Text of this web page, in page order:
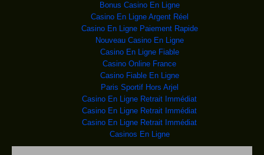
RDC : La situation c
Au moment où des
originaires d’une nouvelles
Israël: enquête judi
Les dépenses du
Premier ministre israéli
Matches truqués : 11
Marek Dupnitsa contre
Maroc: quatre arrest
Quatre personnes ont
été arrêtées mardi
ANKARA/SURUC (Turquie) - La
Afrique du Sud : Des
L'archevêque sud-
Bonus Casino En Ligne
Casino En Ligne Argent Réel
Casino En Ligne Paiement Rapide
Nouveau Casino En Ligne
Casino En Ligne Fiable
Casino Online France
Casino Fiable En Ligne
Paris Sportif Hors Arjel
Casino En Ligne Retrait Immédiat
Casino En Ligne Retrait Immédiat
Casino En Ligne Retrait Immédiat
Casinos En Ligne